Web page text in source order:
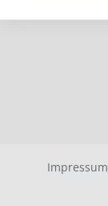
Impressum